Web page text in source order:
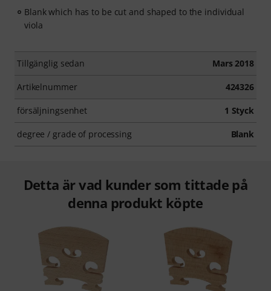
Blank which has to be cut and shaped to the individual
viola
Tillgänglig sedan Mars 2018
Artikelnummer 424326
försäljningsenhet 1 Styck
degree / grade of processing Blank
Detta är vad kunder som tittade på
denna produkt köpte